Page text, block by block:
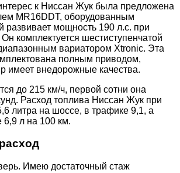
к Ниссан Жук была предложена
MR16DDT, оборудованным
развивает мощность 190 л.с. при
комплектуется шестиступенчатой
вариатором Xtronic. Эта
полным приводом,
имеет внедорожные качества.
до 215 км/ч, первой сотни она
Расход топлива Ниссан Жук при
литра на шоссе, в трафике 9,1, а
л на 100 км.
Имею достаточный стаж